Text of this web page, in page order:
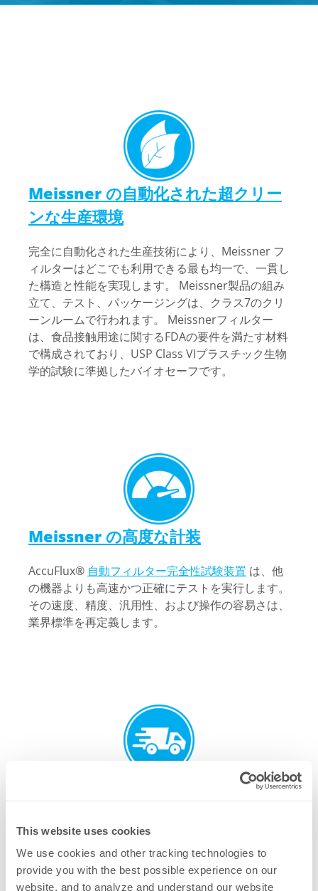
This website uses cookies
We use cookies and other tracking technologies to
provide you with the best possible experience on our
website, and to analyze and understand our website
Meissner の自動化された超クリー
ンな生産環境
完全に自動化された生産技術により、Meissner フ
ィルターはどこでも利用できる最も均一で、一貫し
た構造と性能を実現します。 Meissner製品の組み
立て、テスト、パッケージングは、クラス7のクリ
ーンルームで行われます。 Meissnerフィルター
は、食品接触用途に関するFDAの要件を満たす材料
で構成されており、USP Class VIプラスチック生物
学的試験に準拠したバイオセーフです。
Meissner の高度な計装
AccuFlux® 自動フィルター完全性試験装置 は、他
の機器よりも高速かつ正確にテストを実行します。
その速度、精度、汎用性、および操作の容易さは、
業界標準を再定義します。
徴です。 Meissnerの納品は、最先端の自動化され
た製造および出荷プロセスを通じて、時間どおりに
遂行されます。